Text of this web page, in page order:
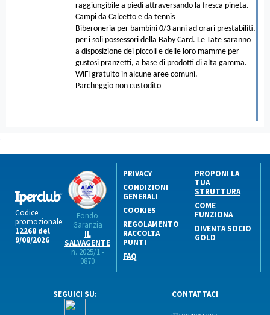
raggiungibile a piedi attraversando la fresca pineta.
Campi da Calcetto e da tennis
Biberoneria per bambini 0/3 anni ad orari prestabiliti,
per i soli possessori della Baby Card. Le Tate saranno
a disposizione dei piccoli e delle loro mamme per
gustosi pranzetti, a base di prodotti di alta gamma.
WiFi gratuito in alcune aree comuni.
Parcheggio non custodito
.
Codice
promozionale:
12268 del
9/08/2026
Fondo
Garanzia
IL
SALVAGENTE
n. 2025/1 -
0870
PRIVACY
CONDIZIONI
GENERALI
COOKIES
REGOLAMENTO
RACCOLTA
PUNTI
FAQ
PROPONI LA
TUA
STRUTTURA
COME
FUNZIONA
DIVENTA SOCIO
GOLD
SEGUICI SU: CONTATTACI